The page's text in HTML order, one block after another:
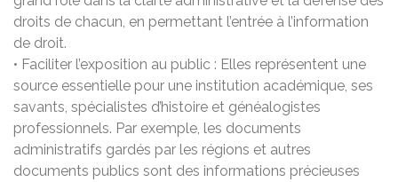
droits de chacun, en permettant l’entrée à l’information
de droit.
• Faciliter l’exposition au public : Elles représentent une
source essentielle pour une institution académique, ses
savants, spécialistes d’histoire et généalogistes
professionnels. Par exemple, les documents
administratifs gardés par les régions et autres
documents publics sont des informations précieuses